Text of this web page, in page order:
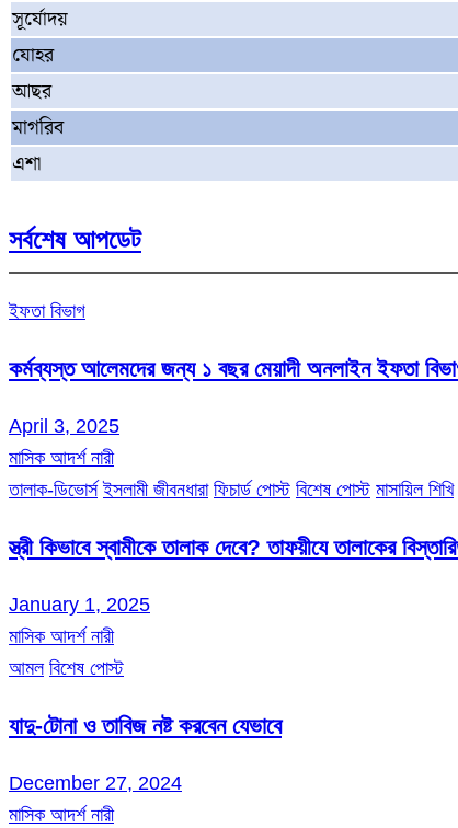
সূর্যোদয়
যোহর
আছর
মাগরিব
এশা
সর্বশেষ আপডেট
ইফতা বিভাগ
কর্মব্যস্ত আলেমদের জন্য ১ বছর মেয়াদী অনলাইন ইফতা
April 3, 2025
মাসিক আদর্শ নারী
তালাক-ডিভোর্স ইসলামী জীবনধারা ফিচার্ড পোস্ট বিশেষ পোস্ট মাসায়িল শিখি
স্ত্রী কিভাবে স্বামীকে তালাক দেবে? তাফয়ীযে তালাকের
January 1, 2025
মাসিক আদর্শ নারী
আমল বিশেষ পোস্ট
যাদু-টোনা ও তাবিজ নষ্ট করবেন যেভাবে
December 27, 2024
মাসিক আদর্শ নারী